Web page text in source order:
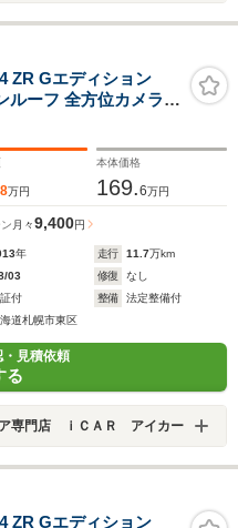
ZR Gエディション
ーフ 全方位カメラ
型HDDナビ 9型後席モ
ツマフラー AFS
8万円
本体価格
169.6万円
月々9,400円
年 走行 11.7万km
03 修復
なし
付 整備
法定整備付
道札幌市東区
見積依頼
る
ア専門店 ｉＣＡＲ アイカー
ZR Gエディション